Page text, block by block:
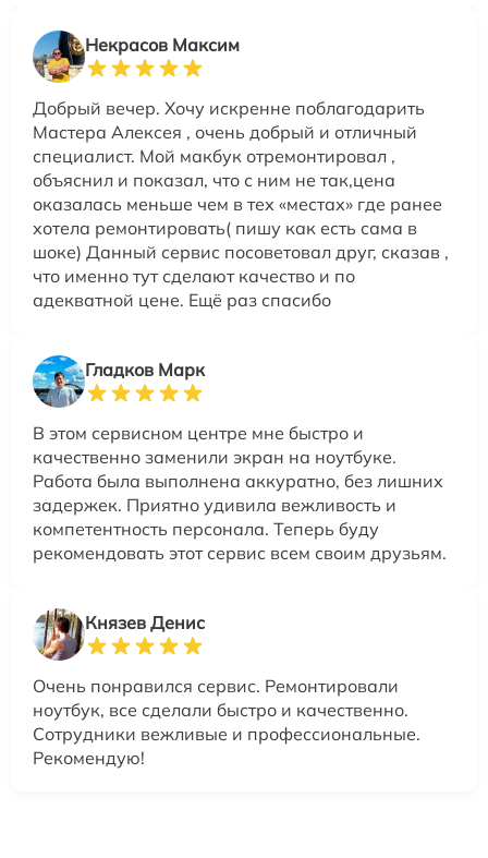
Некрасов Максим
Добрый вечер. Хочу искренне поблагодарить
Мастера Алексея , очень добрый и отличный
специалист. Мой макбук отремонтировал ,
объяснил и показал, что с ним не так,цена
оказалась меньше чем в тех «местах» где ранее
хотела ремонтировать( пишу как есть сама в
шоке) Данный сервис посоветовал друг, сказав ,
что именно тут сделают качество и по
адекватной цене. Ещё раз спасибо
Гладков Марк
В этом сервисном центре мне быстро и
качественно заменили экран на ноутбуке.
Работа была выполнена аккуратно, без лишних
задержек. Приятно удивила вежливость и
компетентность персонала. Теперь буду
рекомендовать этот сервис всем своим друзьям.
Князев Денис
Очень понравился сервис. Ремонтировали
ноутбук, все сделали быстро и качественно.
Сотрудники вежливые и профессиональные.
Рекомендую!